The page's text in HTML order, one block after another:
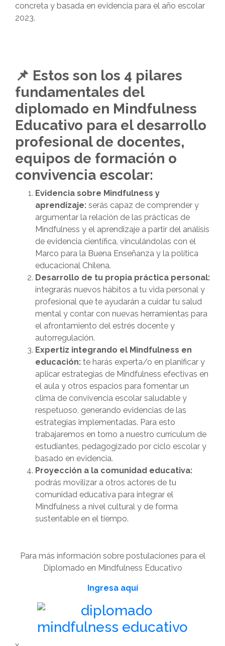
concreta y basada en evidencia para el año escolar
2023.
📌 Estos son los 4 pilares
fundamentales del
diplomado en Mindfulness
Educativo para el desarrollo
profesional de docentes,
equipos de formación o
convivencia escolar:
Evidencia sobre Mindfulness y
aprendizaje: serás capaz de comprender y
argumentar la relación de las prácticas de
Mindfulness y el aprendizaje a partir del análisis
de evidencia científica, vinculándolas con el
Marco para la Buena Enseñanza y la política
educacional Chilena.
Desarrollo de tu propia práctica personal:
integrarás nuevos hábitos a tu vida personal y
profesional que te ayudarán a cuidar tu salud
mental y contar con nuevas herramientas para
el afrontamiento del estrés docente y
autorregulación.
Expertiz integrando el Mindfulness en
educación: te harás experta/o en planificar y
aplicar estrategias de Mindfulness efectivas en
el aula y otros espacios para fomentar un
clima de convivencia escolar saludable y
respetuoso, generando evidencias de las
estrategias implementadas. Para esto
trabajaremos en torno a nuestro currículum de
estudiantes, pedagogizado por ciclo escolar y
basado en evidencia.
Proyección a la comunidad educativa:
podrás movilizar a otros actores de tu
comunidad educativa para integrar el
Mindfulness a nivel cultural y de forma
sustentable en el tiempo.
Para más información sobre postulaciones para el
Diplomado en Mindfulness Educativo
Ingresa aquí